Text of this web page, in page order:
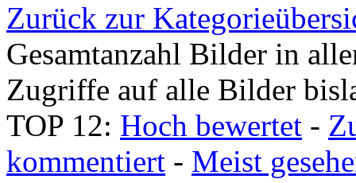
Zurück zur
Gesamtanzahl Bilder in
Zugriffe auf alle Bilder
TOP 12: Hoch bewertet -
kommentiert - Meist